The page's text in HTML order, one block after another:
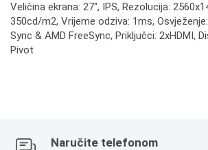
Veličina ekrana: 27", IPS, Rezolucija:
350cd/m2, Vrijeme odziva: 1ms,
Sync & AMD FreeSync, Priključci: 2xHDMI,
Pivot
Naručite telefonom